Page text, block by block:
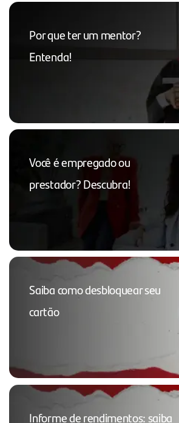
Por que ter um mentor?
Entenda!
Você é empregado ou
prestador? Descubra!
Saiba como desbloquear seu
cartão
Informe de rendimentos: saiba